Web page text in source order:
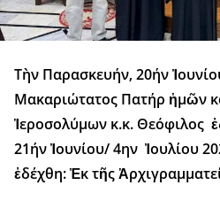
Τὴν Παρασκευήν, 20ήν
Μακαριώτατος Πατήρ ἡμῶν
Ἱεροσολύμων κ.κ. Θεόφιλος
21ήν Ἰουνίου/ 4ην Ἰουλίου
ἐδέχθη: Ἐκ τῆς